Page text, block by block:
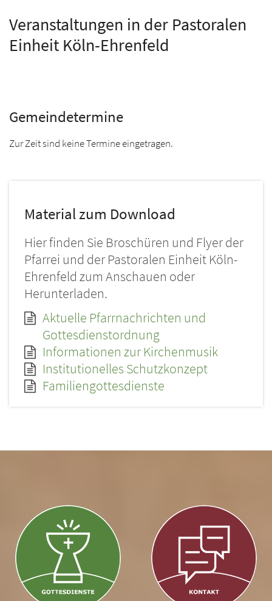
Veranstaltungen in der Pastoralen
Einheit Köln-Ehrenfeld
Gemeindetermine
Zur Zeit sind keine Termine eingetragen.
Material zum Download
Hier finden Sie Broschüren und Flyer der
Pfarrei und der Pastoralen Einheit Köln-
Ehrenfeld zum Anschauen oder
Herunterladen.
Aktuelle Pfarrnachrichten und
Gottesdienstordnung
Informationen zur Kirchenmusik
Institutionelles Schutzkonzept
Familiengottesdienste